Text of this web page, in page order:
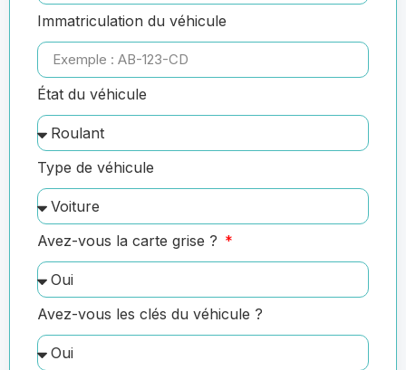
Immatriculation du véhicule
État du véhicule
Type de véhicule
Avez-vous la carte grise ?
Avez-vous les clés du véhicule ?